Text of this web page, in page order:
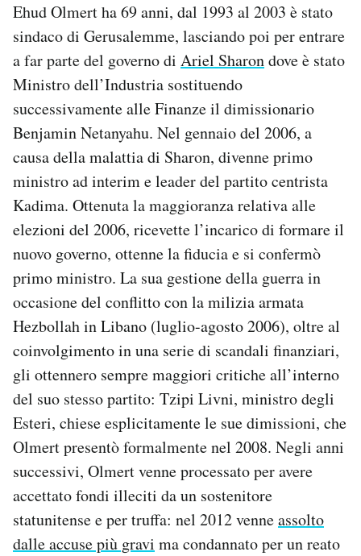
Ehud Olmert ha 69 anni, dal 1993 al 2003 è stato
sindaco di Gerusalemme, lasciando poi per entrare
a far parte del governo di Ariel Sharondove è stato
Ministro dell’Industria sostituendo
successivamente alle Finanze il dimissionario
Benjamin Netanyahu. Nel gennaio del 2006, a
causa della malattia di Sharon, divenne primo
ministro ad interim e leader del partito centrista
Kadima. Ottenuta la maggioranza relativa alle
elezioni del 2006, ricevette l’incarico di formare il
nuovo governo, ottenne la fiducia e si confermò
primo ministro. La sua gestione della guerra in
occasione del conflitto con la milizia armata
Hezbollah in Libano (luglio-agosto 2006), oltre al
coinvolgimento in una serie di scandali finanziari,
gli ottennero sempre maggiori critiche all’interno
del suo stesso partito: Tzipi Livni, ministro degli
Esteri, chiese esplicitamente le sue dimissioni, che
Olmert presentò formalmente nel 2008. Negli anni
successivi, Olmert venne processato per avere
accettato fondi illeciti da un sostenitore
statunitense e per truffa: nel 2012 venneassolto
dalle accuse più gravi ma condannato per un reato